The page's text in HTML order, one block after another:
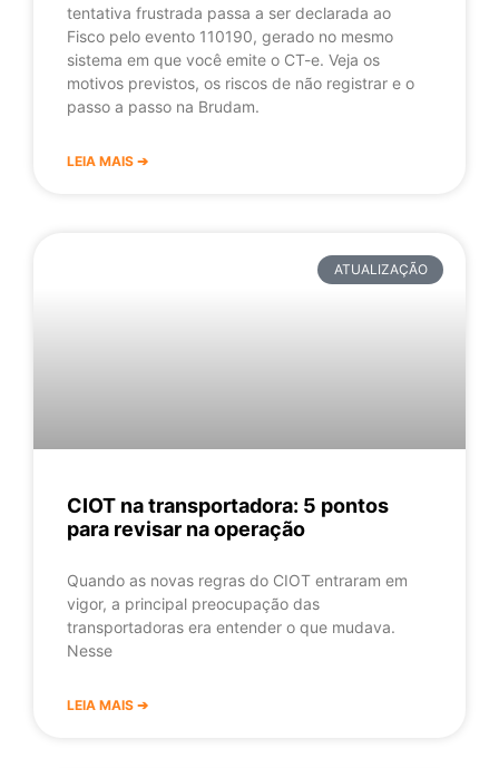
tentativa frustrada passa a ser declarada ao
Fisco pelo evento 110190, gerado no mesmo
sistema em que você emite o CT-e. Veja os
motivos previstos, os riscos de não registrar e o
passo a passo na Brudam.
LEIA MAIS ➔
ATUALIZAÇÃO
CIOT na transportadora: 5 pontos
para revisar na operação
Quando as novas regras do CIOT entraram em
vigor, a principal preocupação das
transportadoras era entender o que mudava.
Nesse
LEIA MAIS ➔